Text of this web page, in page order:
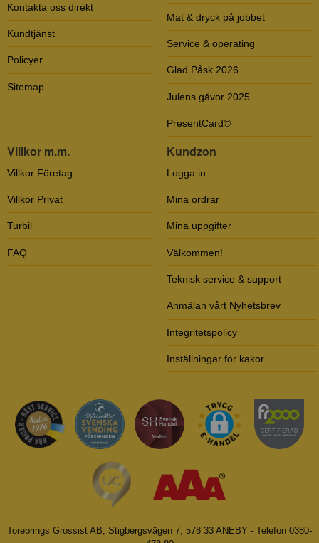
Kontakta oss direkt
Kundtjänst
Policyer
Sitemap
Mat & dryck på jobbet
Service & operating
Glad Påsk 2026
Julens gåvor 2025
PresentCard©
Villkor m.m.
Villkor Företag
Villkor Privat
Turbil
FAQ
Kundzon
Logga in
Mina ordrar
Mina uppgifter
Välkommen!
Teknisk service & support
Anmälan vårt Nyhetsbrev
Integritetspolicy
Inställningar för kakor
Torebrings Grossist AB, Stigbergsvägen 7, 578 33 ANEBY - Telefon 0380-